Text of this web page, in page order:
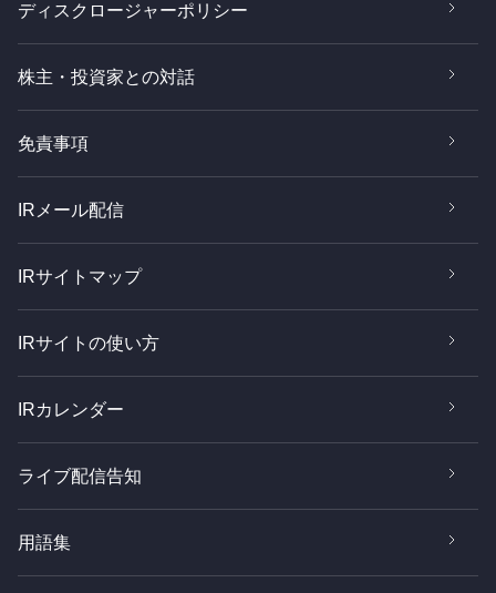
ディスクロージャーポリシー
株主・投資家との対話
免責事項
IRメール配信
IRサイトマップ
IRサイトの使い方
IRカレンダー
ライブ配信告知
用語集